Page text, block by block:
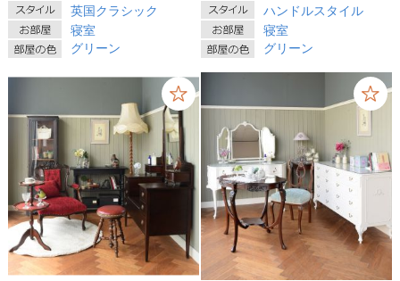
英国クラシック
寝室
グリーン
ハンドルスタイル
寝室
グリーン